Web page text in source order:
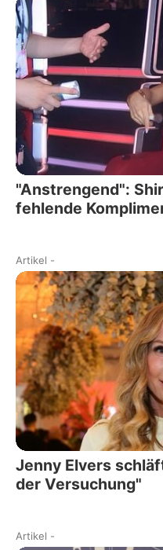
"Anstrengend":
fehlende
Artikel -
Jenny Elvers
der Versuchung"
Artikel -